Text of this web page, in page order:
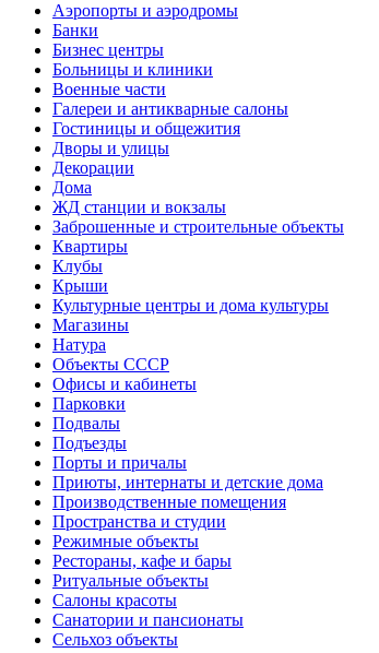
Аэропорты и аэродромы
Банки
Бизнес центры
Больницы и клиники
Военные части
Галереи и антикварные салоны
Гостиницы и общежития
Дворы и улицы
Декорации
Дома
ЖД станции и вокзалы
Заброшенные и строительные объекты
Квартиры
Клубы
Крыши
Культурные центры и дома культуры
Магазины
Натура
Объекты СССР
Офисы и кабинеты
Парковки
Подвалы
Подъезды
Порты и причалы
Приюты, интернаты и детские дома
Производственные помещения
Пространства и студии
Режимные объекты
Рестораны, кафе и бары
Ритуальные объекты
Салоны красоты
Санатории и пансионаты
Сельхоз объекты